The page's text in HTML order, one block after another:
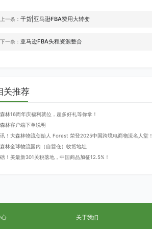
上一条：干货|亚马逊FBA费用大转变
下一条： 亚马逊FBA头程资源整合
关推荐
林16周年庆福利就位，超多好礼等你拿！
林客户端下单说明
！大森林物流创始人 Forest 荣登2025中国跨境电商物流名人堂！
林全球物流国内（自营仓）收货地址
！美最新301关税落地，中国商品加征12.5%！
心 关于我们